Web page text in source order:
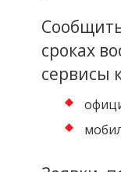
сроках
сервисы